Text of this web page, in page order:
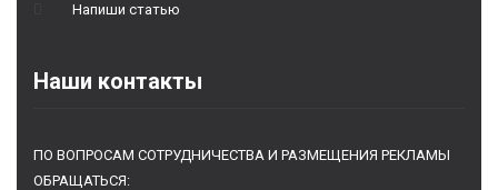
Напиши статью
Наши контакты
ПО ВОПРОСАМ СОТРУДНИЧЕСТВА И РАЗМЕЩЕНИЯ РЕКЛАМЫ
ОБРАЩАТЬСЯ: